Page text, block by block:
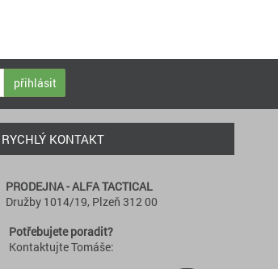
přihlásit
RYCHLÝ KONTAKT
PRODEJNA - ALFA TACTICAL
Družby 1014/19, Plzeň 312 00
Potřebujete poradit?
Kontaktujte Tomáše: